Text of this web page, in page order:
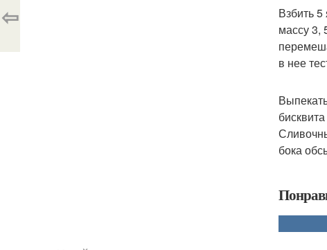
Взбить
массу 3,
в нее
бока
⇦